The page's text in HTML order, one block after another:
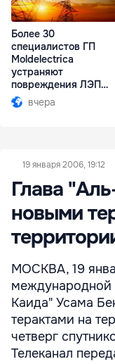
Более 30
специалистов ГП
Moldelectrica
устраняют
повреждения ЛЭП
Бельцы-Днестровск
вчера
19 января 2006, 19:12
Глава
новыми
МОСКВА, 19
международной
Каида" Усама
терактами на
четверг
Телеканал